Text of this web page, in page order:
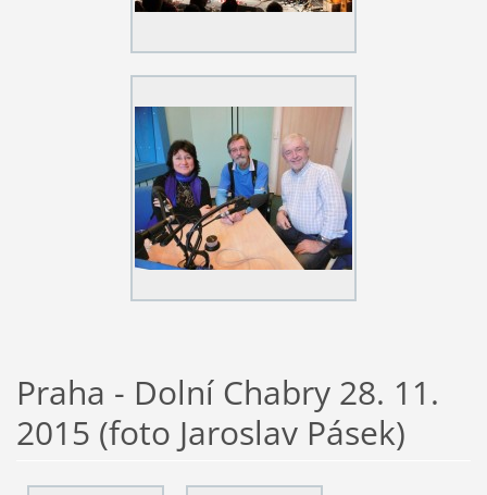
Praha - Dolní Chabry 28. 11.
2015 (foto Jaroslav Pásek)